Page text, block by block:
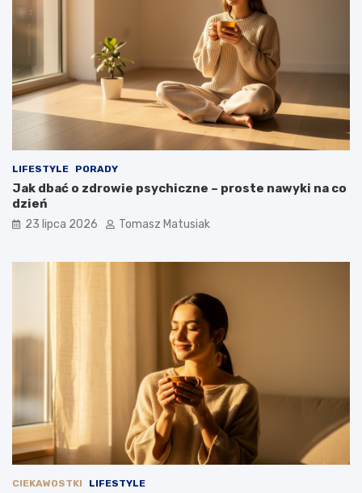
LIFESTYLE PORADY
Jak dbać o zdrowie psychiczne – proste nawyki na co
dzień
23 lipca 2026 Tomasz Matusiak
CIEKAWOSTKI LIFESTYLE